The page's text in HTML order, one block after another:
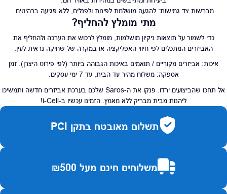
מברשות צד גמישות: להגעה מושלמת לפינות ולפנלים, ללא פגיעה ברהיטים.
מתי מומלץ להחליף?
כדי לשמור על תוצאות ניקיון מושלמות, מומלץ לרכוש את הערכה ולהחליף את
האביזרים המתכלים לפי חיווי האפליקציה או במקרה של שחיקה נראית לעין.
איכות: אביזרים מקוריים / תואמים באיכות הגבוהה ביותר (לפי פירוט היצרן). זמן
אספקה: משלוח מהיר עד הבית, עד 7 ימי עסקים.
אל תחכו שהביצועים ירדו. פנקו את ה-Saros שלכם בערכת אביזרים חדשה ותמשיכו
ליהנות מבית מבריק ללא מאמץ. הזמינו עכשיו ב-i-Cell!
תשלום מאובטח בתקן PCI
משלוחים חינם מעל ₪500